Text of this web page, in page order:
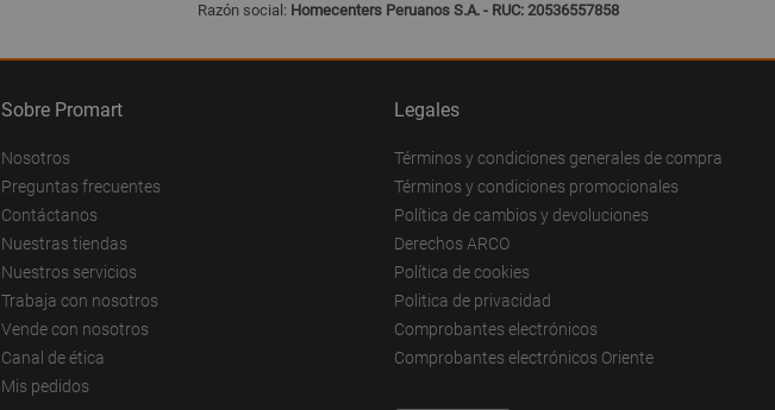
Razón social: Homecenters Peruanos S.A. - RUC: 20536557858
Sobre Promart
Nosotros
Preguntas frecuentes
Contáctanos
Nuestras tiendas
Nuestros servicios
Trabaja con nosotros
Vende con nosotros
Canal de ética
Mis pedidos
Legales
Términos y condiciones generales de compra
Términos y condiciones promocionales
Política de cambios y devoluciones
Derechos ARCO
Política de cookies
Politica de privacidad
Comprobantes electrónicos
Comprobantes electrónicos Oriente